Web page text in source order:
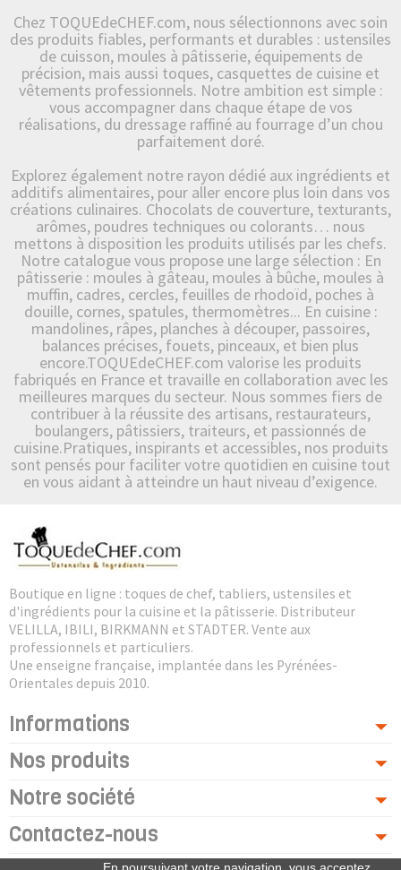
Chez TOQUEdeCHEF.com, nous sélectionnons avec soin
des produits fiables, performants et durables : ustensiles
de cuisson, moules à pâtisserie, équipements de
précision, mais aussi toques, casquettes de cuisine et
vêtements professionnels. Notre ambition est simple :
vous accompagner dans chaque étape de vos
réalisations, du dressage raffiné au fourrage d’un chou
parfaitement doré.
Explorez également notre rayon dédié aux ingrédients et
additifs alimentaires, pour aller encore plus loin dans vos
créations culinaires. Chocolats de couverture, texturants,
arômes, poudres techniques ou colorants… nous
mettons à disposition les produits utilisés par les chefs.
Notre catalogue vous propose une large sélection : En
pâtisserie : moules à gâteau, moules à bûche, moules à
muffin, cadres, cercles, feuilles de rhodoïd, poches à
douille, cornes, spatules, thermomètres... En cuisine :
mandolines, râpes, planches à découper, passoires,
balances précises, fouets, pinceaux, et bien plus
encore.TOQUEdeCHEF.com valorise les produits
fabriqués en France et travaille en collaboration avec les
meilleures marques du secteur. Nous sommes fiers de
contribuer à la réussite des artisans, restaurateurs,
boulangers, pâtissiers, traiteurs, et passionnés de
cuisine.Pratiques, inspirants et accessibles, nos produits
sont pensés pour faciliter votre quotidien en cuisine tout
en vous aidant à atteindre un haut niveau d’exigence.
Boutique en ligne : toques de chef, tabliers, ustensiles et
d'ingrédients pour la cuisine et la pâtisserie. Distributeur
VELILLA, IBILI, BIRKMANN et STADTER. Vente aux
professionnels et particuliers.
Une enseigne française, implantée dans les Pyrénées-
Orientales depuis 2010.
Informations
Nos produits
Notre société
Contactez-nous